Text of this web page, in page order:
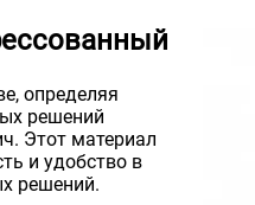
определяя
решений
Этот материал
и удобство в
решений.